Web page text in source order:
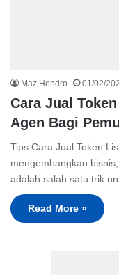
Maz Hendro 01/02/
Cara Jual
Agen Bagi
Tips Cara Jual Token
mengembangkan
adalah salah satu trik
Read More »